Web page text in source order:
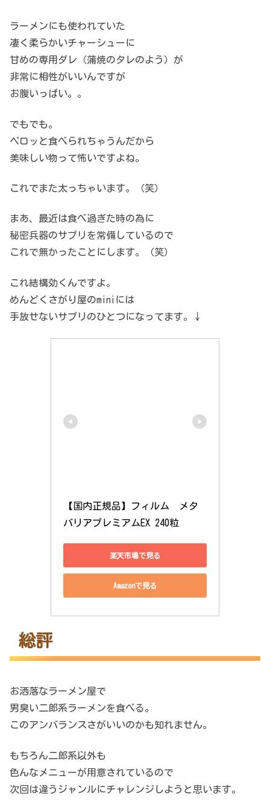
ラーメンにも使われていた
凄く柔らかいチャーシューに
甘めの専用ダレ（蒲焼のタレのよう）が
非常に相性がいいんですが
お腹いっぱい。。
でもでも。
ペロッと食べられちゃうんだから
美味しい物って怖いですよね。
これでまた太っちゃいます。（笑）
まあ、最近は食べ過ぎた時の為に
秘密兵器のサプリを常備しているので
これで無かったことにします。（笑）
これ結構効くんですよ。
めんどくさがり屋のminiには
手放せないサプリのひとつになってます。↓
【国内正規品】フィルム　メタ
バリアプレミアムEX 240粒
楽天市場で見る
Amazonで見る
総評
お洒落なラーメン屋で
男臭い二郎系ラーメンを食べる。
このアンバランスさがいいのかも知れません。
もちろん二郎系以外も
色んなメニューが用意されているので
次回は違うジャンルにチャレンジしようと思います。